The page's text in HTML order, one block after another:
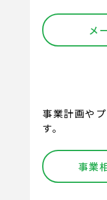
メ
事業計画や
す。
事業